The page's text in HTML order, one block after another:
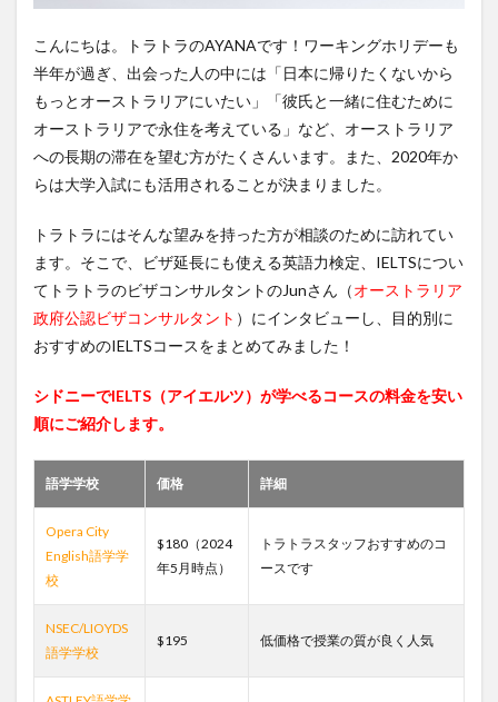
こんにちは。トラトラのAYANAです！ワーキングホリデーも
半年が過ぎ、出会った人の中には「日本に帰りたくないから
もっとオーストラリアにいたい」「彼氏と一緒に住むために
オーストラリアで永住を考えている」など、オーストラリア
への長期の滞在を望む方がたくさんいます。また、2020年か
らは大学入試にも活用されることが決まりました。
トラトラにはそんな望みを持った方が相談のために訪れてい
ます。そこで、ビザ延長にも使える英語力検定、IELTSについ
てトラトラのビザコンサルタントのJunさん（オーストラリア
政府公認ビザコンサルタント ）にインタビューし、目的別に
おすすめのIELTSコースをまとめてみました！
シドニーでIELTS（アイエルツ）が学べるコースの料金を安い
順にご紹介します。
語学学校 価格 詳細
Opera City
English語学学
校
$180（2024
年5月時点）
トラトラスタッフおすすめのコ
ースです
NSEC/LIOYDS
語学学校
$195 低価格で授業の質が良く人気